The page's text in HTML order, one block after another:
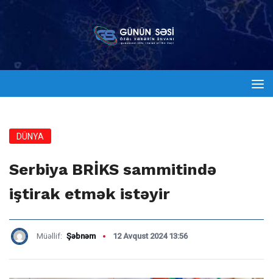
DÜNYA
Serbiya BRİKS sammitində
iştirak etmək istəyir
Müəllif: Şəbnəm 12 Avqust 2024 13:56